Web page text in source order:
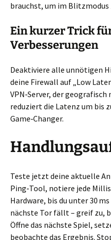
brauchst, um im Blitzmodus
Ein kurzer Trick
Verbesserungen
Deaktiviere alle unnötigen
deine Firewall auf „Low
VPN‑Server, der
reduziert die Latenz um bis
Game‑Changer.
Teste jetzt deine aktuelle
Ping‑Tool, notiere jede
Hardware, bis du unter 30
nächste Tor fällt – greif zu,
Öffne das nächste Spiel,
beobachte das Ergebnis.